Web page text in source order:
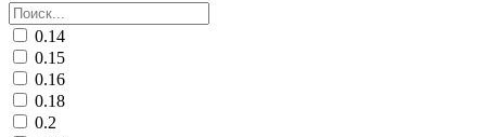
0.14
0.15
0.16
0.18
0.2